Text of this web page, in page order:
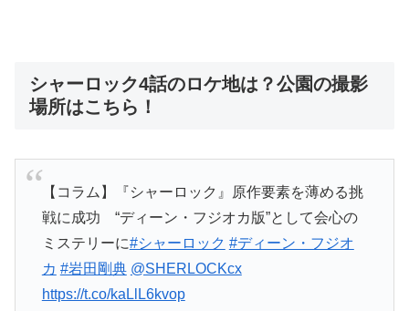
シャーロック4話のロケ地は？公園の撮影
場所はこちら！
【コラム】『シャーロック』原作要素を薄める挑
戦に成功 “ディーン・フジオカ版”として会心の
ミステリーに#シャーロック #ディーン・フジオ
カ #岩田剛典 @SHERLOCKcx
https://t.co/kaLlL6kvop